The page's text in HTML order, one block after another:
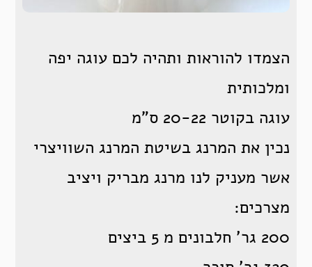
הצמדו להוראות ותהיה לכם עוגה יפה
ומלכותית
עוגה בקוטר 20-22 ס”מ
נכין את המרנג בשיטת המרנג השוויצרי
אשר מעניק לנו מרנג מבריק ויציב
מצרכים:
200 גר’ חלבונים מ 5 ביצים